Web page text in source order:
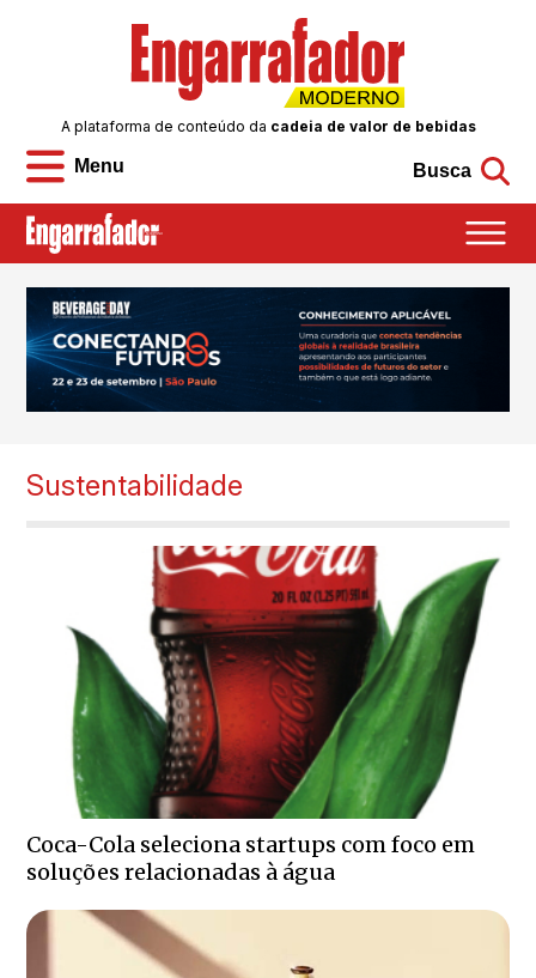
Menu
A plataforma de conteúdo da cadeia de valor de bebidas
Busca
Sustentabilidade
Coca-Cola seleciona startups com foco em
soluções relacionadas à água